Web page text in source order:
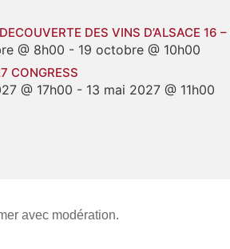
DES VINS D’ALSACE 16
@ 8h00 - 19 octobre @ 10h00
CONGRESS
@ 17h00 - 13 mai 2027 @ 11h00
avec modération.